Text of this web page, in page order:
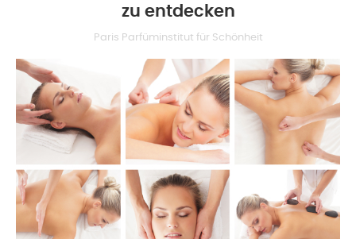
zu entdecken
Paris Parfüminstitut für Schönheit